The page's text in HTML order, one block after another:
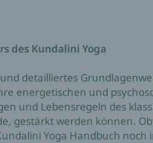
des Kundalini Yoga
detailliertes
energetischen und
und Lebensregeln des
gestärkt werden können.
Yoga Handbuch